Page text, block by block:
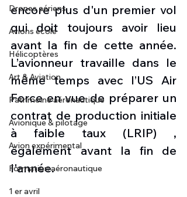
Drones aériens
Avions école
Hélicoptères
Art & Aviation
Patrimoine aéronautique
Avionique & pilotage
Avion expérimental
Formation aéronautique
1 er avril
encore plus d'un premier vol
qui doit toujours avoir lieu
avant la fin de cette année.
L’avionneur travaille dans le
même temps avec l’US Air
Force en vue de préparer un
contrat de production initiale
à faible taux (LRIP) ,
également avant la fin de
l'année.